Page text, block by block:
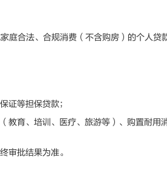
合法、合规消费（不含购房）的个人贷款
等担保贷款；
育、培训、医疗、旅游等）、购置耐用
批结果为准。